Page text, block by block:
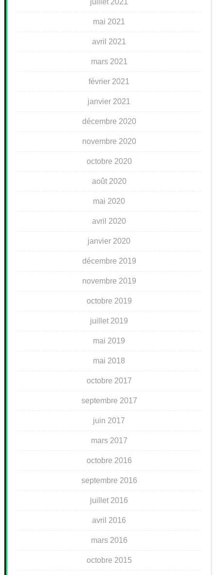
mai 2021
avril 2021
mars 2021
février 2021
janvier 2021
décembre 2020
novembre 2020
octobre 2020
août 2020
mai 2020
avril 2020
janvier 2020
décembre 2019
novembre 2019
octobre 2019
juillet 2019
mai 2019
mai 2018
octobre 2017
septembre 2017
juin 2017
mars 2017
octobre 2016
septembre 2016
juillet 2016
avril 2016
mars 2016
octobre 2015